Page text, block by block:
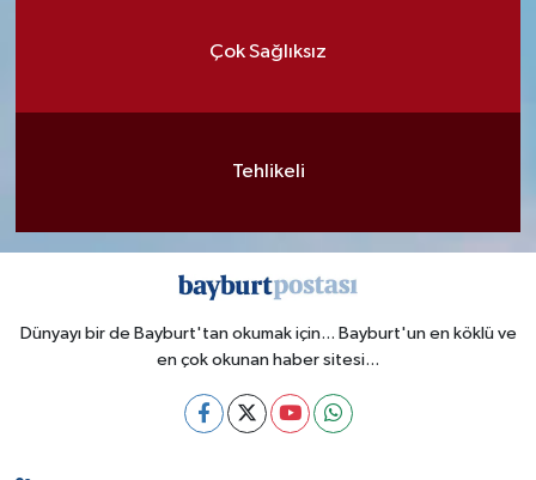
Çok Sağlıksız
Tehlikeli
Dünyayı bir de Bayburt'tan okumak için... Bayburt'un en köklü ve
en çok okunan haber sitesi...